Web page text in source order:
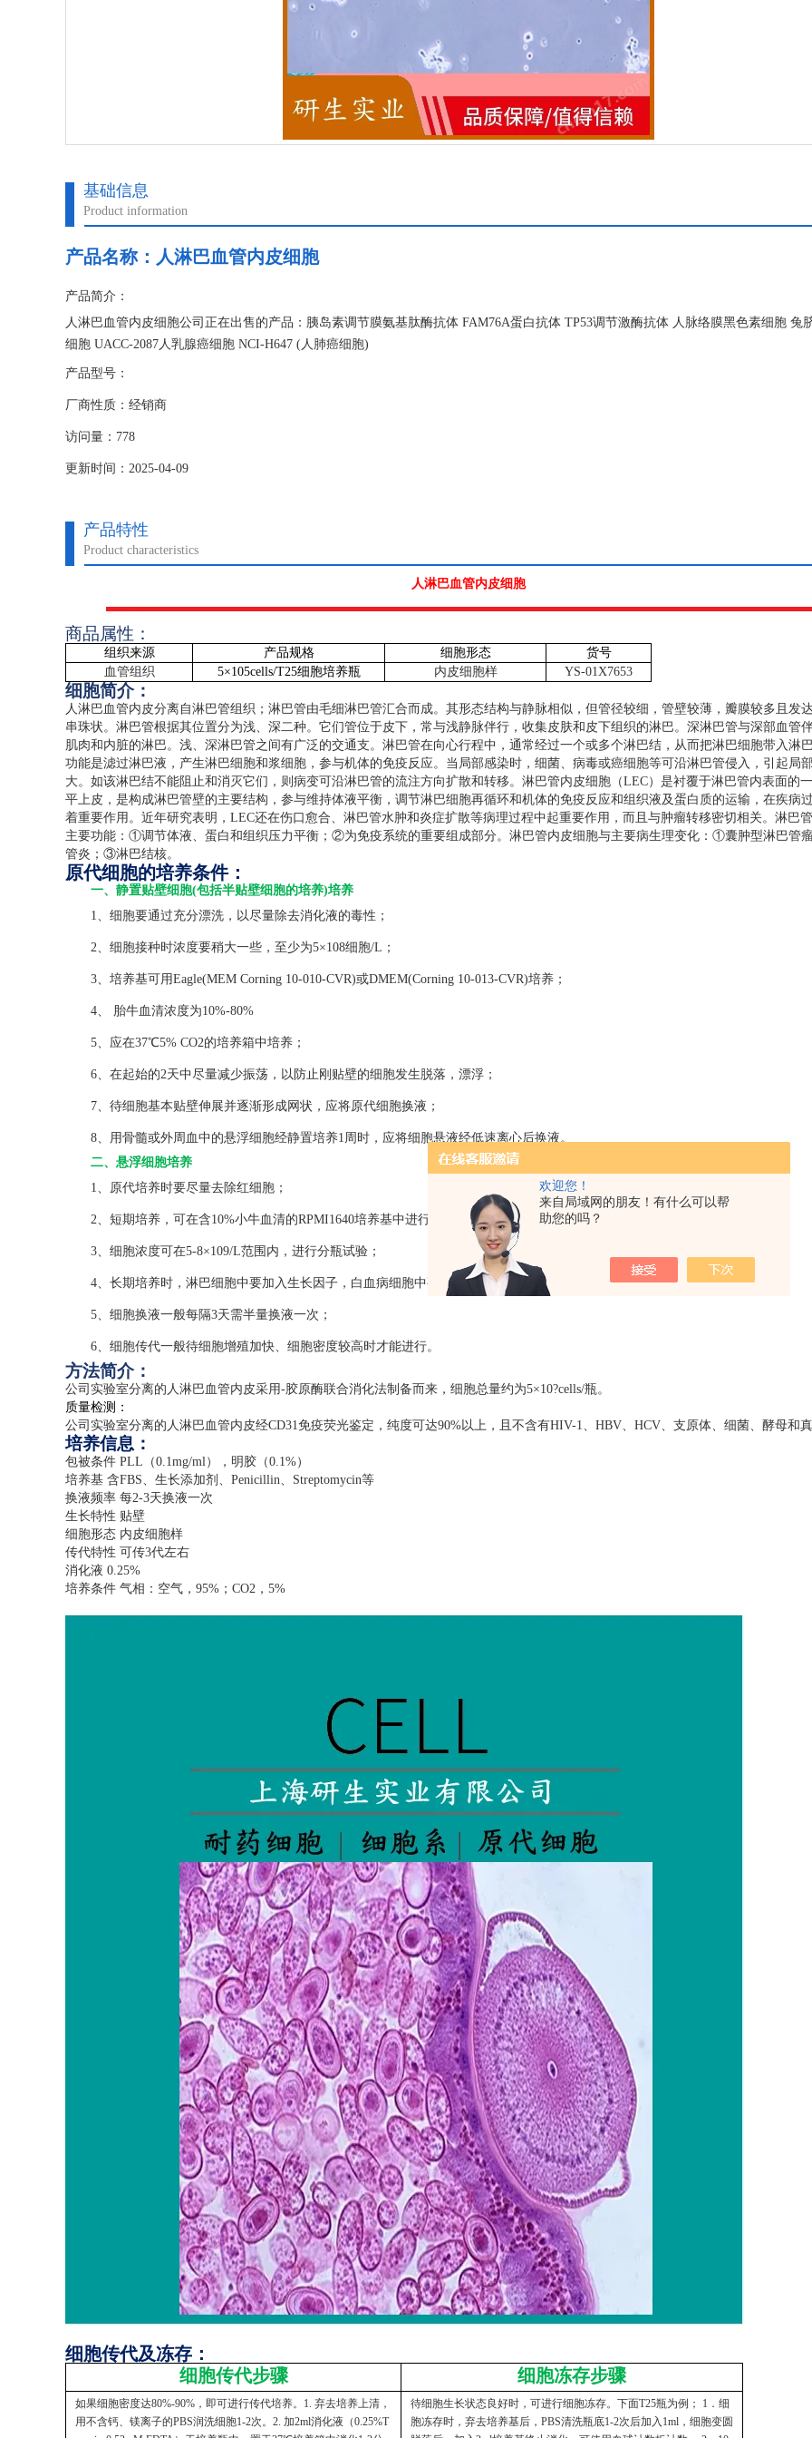
欢迎您！
来自局域网的朋友！有什么可以帮
助您的吗？
基础信息
Product information
产品名称： 人淋巴血管内皮细胞
产品简介：
人淋巴血管内皮细胞公司正在出售的产品：胰岛素调节膜氨基肽酶抗体 FAM76A蛋白抗体 TP53调节激酶抗体 人脉络膜黑色素细胞 兔
细胞 UACC-2087人乳腺癌细胞 NCI-H647 (人肺癌细胞)
产品型号：
厂商性质：经销商
访问量：778
更新时间：2025-04-09
产品特性
Product characteristics
人淋巴血管内皮细胞
商品属性：
组织来源 产品规格 细胞形态
货号
血管组织
5×105cells/T25细胞培养瓶 内皮细胞样 YS-01X7653
细胞简介：
人淋巴血管内皮分离自淋巴管组织；淋巴管由毛细淋巴管汇合而成。其形态结构与静脉相似，但管径较细，管壁较薄，瓣膜较多且发
串珠状。淋巴管根据其位置分为浅、深二种。它们管位于皮下，常与浅静脉伴行，收集皮肤和皮下组织的淋巴。深淋巴管与深部血管
肌肉和内脏的淋巴。浅、深淋巴管之间有广泛的交通支。淋巴管在向心行程中，通常经过一个或多个淋巴结，从而把淋巴细胞带入淋
功能是滤过淋巴液，产生淋巴细胞和浆细胞，参与机体的免疫反应。当局部感染时，细菌、病毒或癌细胞等可沿淋巴管侵入，引起局
大。如该淋巴结不能阻止和消灭它们，则病变可沿淋巴管的流注方向扩散和转移。淋巴管内皮细胞（LEC）是衬覆于淋巴管内表面的
平上皮，是构成淋巴管壁的主要结构，参与维持体液平衡，调节淋巴细胞再循环和机体的免疫反应和组织液及蛋白质的运输，在疾病
着重要作用。近年研究表明， LEC还在伤口愈合、淋巴管水肿和炎症扩散等病理过程中起重要作用，而且与肿瘤转移密切相关。淋巴
主要功能：①调节体液、蛋白和组织压力平衡；②为免疫系统的重要组成部分。淋巴管内皮细胞与主要病生理变化：①囊肿型淋巴管
管炎；③淋巴结核。
原代细胞的培养条件：
一、静置贴壁细胞(包括半贴壁细胞的培养)培养
1、细胞要通过充分漂洗，以尽量除去消化液的毒性；
2、细胞接种时浓度要稍大一些，至少为5×108细胞/L；
3、培养基可用Eagle(MEM Corning 10-010-CVR)或DMEM(Corning 10-013-CVR)培养；
4、 胎牛血清浓度为10%-80%
5、应在37℃5% CO2的培养箱中培养；
6、在起始的2天中尽量减少振荡，以防止刚贴壁的细胞发生脱落，漂浮；
7、待细胞基本贴壁伸展并逐渐形成网状，应将原代细胞换液；
8、用骨髓或外周血中的悬浮细胞经静置培养1周时，应将细胞悬液经低速离心后换液。
二、悬浮细胞培养
1、原代培养时要尽量去除红细胞；
2、短期培养，可在含10%小牛血清的RPMI1640培养基中进行；
3、细胞浓度可在5-8×109/L范围内，进行分瓶试验；
4、长期培养时，淋巴细胞中要加入生长因子，白血病细胞中要加入少量的原患者血清，以利细胞生长；
5、细胞换液一般每隔3天需半量换液一次；
6、细胞传代一般待细胞增殖加快、细胞密度较高时才能进行。
方法简介：
公司实验室分离的人淋巴血管内皮采用-胶原酶联合消化法制备而来，细胞总量约为5×10?cells/瓶。
质量检测：
公司实验室分离的人淋巴血管内皮经CD31免疫荧光鉴定，纯度可达90%以上，且不含有HIV-1、 HBV、 HCV、支原体、细菌、酵母和
培养信息：
包被条件 PLL （0.1mg/ml），明胶（0.1%）
培养基 含FBS、生长添加剂、 Penicillin、 Streptomycin等
换液频率 每2-3天换液一次
生长特性 贴壁
细胞形态 内皮细胞样
传代特性 可传3代左右
消化液 0.25%
培养条件 气相：空气， 95% ； CO2 ， 5%
细胞传代及冻存：
细胞传代步骤
细胞冻存步骤
如果细胞密度达80%-90%，即可进行传代培养。1. 弃去培养上清，
用不含钙、镁离子的PBS润洗细胞1-2次。2. 加2ml消化液（0.25%T
待细胞生长状态良好时，可进行细胞冻存。下面T25瓶为例； 1．细
胞冻存时，弃去培养基后，PBS清洗瓶底1-2次后加入1ml，细胞变圆